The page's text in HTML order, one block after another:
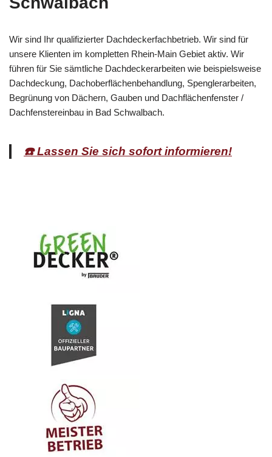
Wir sind Ihr qualifizierter Dachdeckerfachbetrieb. Wir sind für
unsere Klienten im kompletten Rhein-Main Gebiet aktiv. Wir
führen für Sie sämtliche Dachdeckerarbeiten wie beispielsweise
Dachdeckung, Dachoberflächenbehandlung, Spenglerarbeiten,
Begrünung von Dächern, Gauben und Dachflächenfenster /
Dachfenstereinbau in Bad Schwalbach.
☎️ Lassen Sie sich sofort informieren!